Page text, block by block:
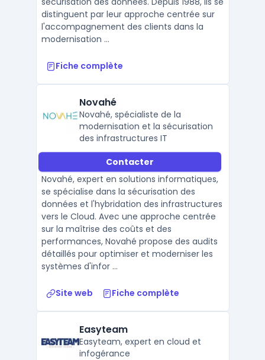
distinguent par leur approche centrée sur
l'accompagnement des clients dans la
modernisation ...
Fiche complète
Novahé
Novahé, spécialiste de la
modernisation et la sécurisation
des infrastructures IT
Contacter
Novahé, expert en solutions informatiques,
se spécialise dans la sécurisation des
données et l'hybridation des infrastructures
vers le Cloud. Avec une approche centrée
sur la maîtrise des coûts et des
performances, Novahé propose des audits
détaillés pour optimiser et moderniser les
systèmes d'infor ...
Site web Fiche complète
Easyteam
Easyteam, expert en cloud et
infogérance